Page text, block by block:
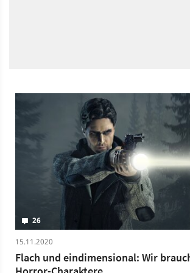
26
15.11.2020
Flach und eindimensional: Wir